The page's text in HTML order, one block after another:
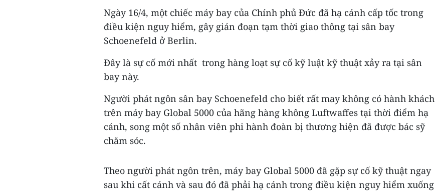
Ngày 16/4, một chiếc máy bay của Chính phủ Đức đã hạ cánh cấp tốc trong
điều kiện nguy hiểm, gây gián đoạn tạm thời giao thông tại sân bay
Schoenefeld ở Berlin.
Đây là sự cố mới nhất trong hàng loạt sự cố kỹ luật kỹ thuật xảy ra tại sân
bay này.
Người phát ngôn sân bay Schoenefeld cho biết rất may không có hành khách
trên máy bay Global 5000 của hãng hàng không Luftwaffes tại thời điểm hạ
cánh, song một số nhân viên phi hành đoàn bị thương hiện đã được bác sỹ
chăm sóc.
Theo người phát ngôn trên, máy bay Global 5000 đã gặp sự cố kỹ thuật ngay
sau khi cất cánh và sau đó đã phải hạ cánh trong điều kiện nguy hiểm xuống